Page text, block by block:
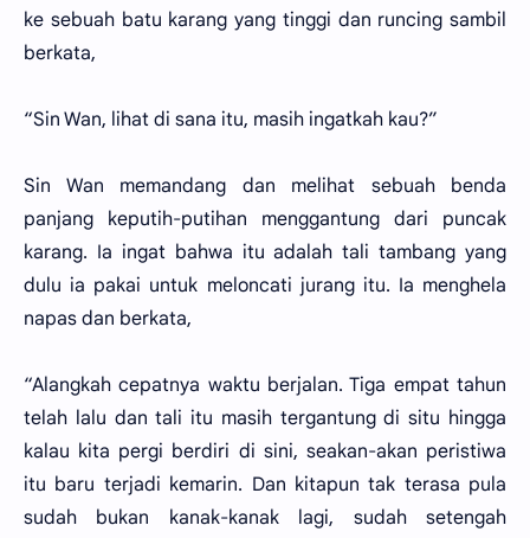
ke sebuah batu karang yang tinggi dan runcing sambil
berkata,
“Sin Wan, lihat di sana itu, masih ingatkah kau?”
Sin Wan memandang dan melihat sebuah benda
panjang keputih-putihan menggantung dari puncak
karang. Ia ingat bahwa itu adalah tali tambang yang
dulu ia pakai untuk meloncati jurang itu. Ia menghela
napas dan berkata,
“Alangkah cepatnya waktu berjalan. Tiga empat tahun
telah lalu dan tali itu masih tergantung di situ hingga
kalau kita pergi berdiri di sini, seakan-akan peristiwa
itu baru terjadi kemarin. Dan kitapun tak terasa pula
sudah bukan kanak-kanak lagi, sudah setengah